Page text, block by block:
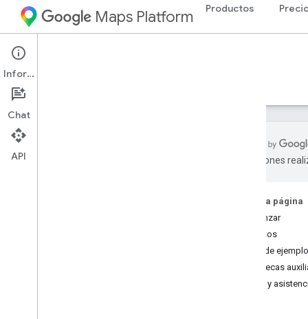
Maps Platform Productos
iOS
Guías
traducciones
En esta página
Comenzar
Atributos
Apps de
Bibliotecas
Ayuda y
Información
Chat
API